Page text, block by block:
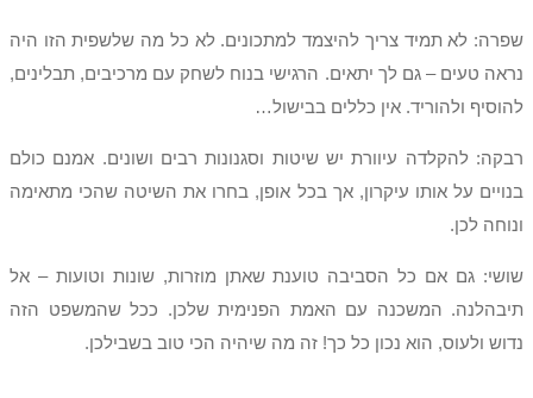
שפרה: לא תמיד צריך להיצמד למתכונים. לא כל מה שלשפית הזו היה
נראה טעים – גם לך יתאים. הרגישי בנוח לשחק עם מרכיבים, תבלינים,
להוסיף ולהוריד. אין כללים בבישול…
רבקה: להקלדה עיוורת יש שיטות וסגנונות רבים ושונים. אמנם כולם
בנויים על אותו עיקרון, אך בכל אופן, בחרו את השיטה שהכי מתאימה
ונוחה לכן.
שושי: גם אם כל הסביבה טוענת שאתן מוזרות, שונות וטועות – אל
תיבהלנה. המשכנה עם האמת הפנימית שלכן. ככל שהמשפט הזה
נדוש ולעוס, הוא נכון כל כך! זה מה שיהיה הכי טוב בשבילכן.